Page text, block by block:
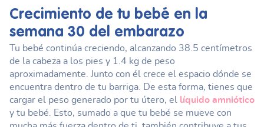
Crecimiento de tu bebé en la
semana 30 del embarazo
Tu bebé continúa creciendo, alcanzando 38.5 centímetros
de la cabeza a los pies y 1.4 kg de peso
aproximadamente. Junto con él crece el espacio dónde se
encuentra dentro de tu barriga. De esta forma, tienes que
cargar el peso generado por tu útero, el líquido amniótico
y tu bebé. Esto, sumado a que tu bebé se mueve con